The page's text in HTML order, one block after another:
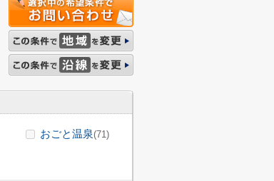
おごと温泉(71)